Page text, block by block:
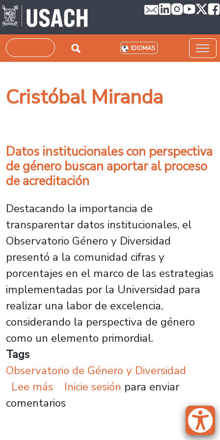
Pasar al contenido principal
Buscar IDIOMAS
Cristóbal Miranda
Datos institucionales con perspectiva
de género buscan aportar al proceso
de acreditación
Destacando la importancia de
transparentar datos institucionales, el
Observatorio Género y Diversidad
presentó a la comunidad cifras y
porcentajes en el marco de las estrategias
implementadas por la Universidad para
realizar una labor de excelencia,
considerando la perspectiva de género
como un elemento primordial.
Tags
Observatorio de Género y Diversidad
Lee más sobre Datos institucionales con
Inicie sesión para enviar
comentarios